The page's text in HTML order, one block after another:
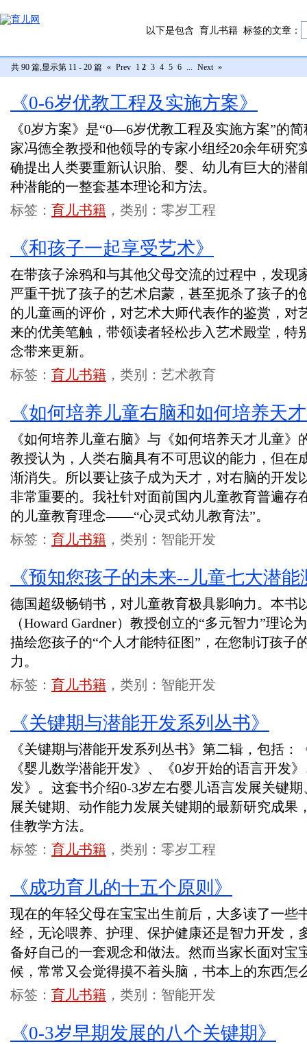
以下是包含 育儿书籍 标签的文章：
共 90 篇,显示第 11 - 20 篇 « Prev 1 2 3 4 5 6 ... Next »
《0-6岁优教工程及实施方案》
《0岁方案》是“0—6岁优教工程及实施方案”的
家冯德全教授和他领导的专家小组经20余年研究
确提出人类要重新认识胎、婴、幼儿有巨大的潜
种潜能的一整套基本理论和方法。
标签： 育儿书籍 ，类别：零岁工程
《和孩子一起享受艺术》
在带孩子涂鸦和与其他父母交流的过程中，发现
严重干扰了孩子的艺术启蒙，甚至扼杀了孩子的
的儿童画的评价，对艺术大师代表作的鉴赏，对
来的优美笔触，带领读者轻松步入艺术殿堂，特
念带来更新。
标签： 育儿书籍 ，类别：艺术教育
《如何培养儿童右脑和如何培养天
《如何培养儿童右脑》与《如何培养天才儿童
教授认为，人类右脑具有不可思议的能力，但在
渐消失。所以要让孩子成为天才，对右脑的开发
非常重要的。我社针对面前国内儿童教育普遍存
的儿童教育理念——“心灵式幼儿教育法”。
标签： 育儿书籍 ，类别：智能开发
《预知您孩子的未来--儿童七大潜
德国超级畅销书，对儿童教育极具影响力。本书
（Howard Gardner）教授创立的“多元智力”理
描绘您孩子的“个人才能特征图”，在您制订孩子
力。
标签： 育儿书籍 ，类别：智能开发
《关键期与潜能开发系列丛书》
《关键期与潜能开发系列丛书》第二辑，包括：
《婴儿数学潜能开发》、《0岁开始的语言开发
发》。这套书介绍0-3岁左右婴儿语言发展关键
展关键期、动作能力发展关键期的最新研究成果
佳教学方法。
标签： 育儿书籍 ，类别：零岁工程
《成功育儿的十五个原则》
现在的年轻父母在宝宝出生前后，大多读了一些
经，无论喂养、护理、保护健康还是智力开发，
备好自己的一套观念和做法。然而当家长面对宝
候，常常又会觉得摸不着头脑，书本上的东西怎
标签： 育儿书籍 ，类别：智能开发
《0-3岁早期发展的八个关键期》